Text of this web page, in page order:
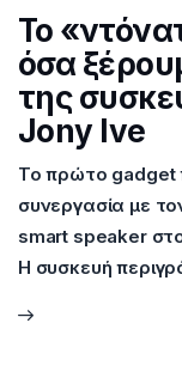
Το
όσα
της
Jony Ive
Το πρώτο gadget
συνεργασία με
smart speaker
Η συσκευή